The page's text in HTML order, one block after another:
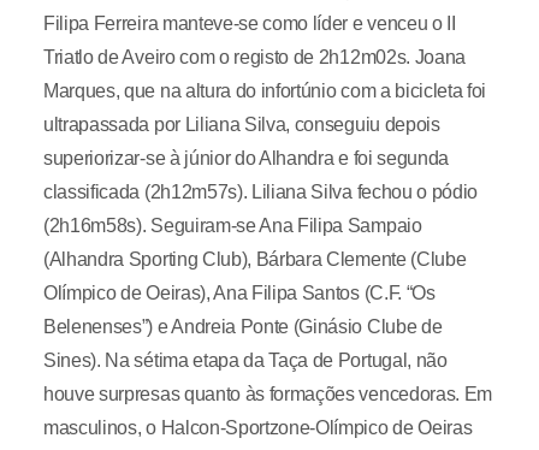
Filipa Ferreira manteve-se como líder e venceu o II
Triatlo de Aveiro com o registo de 2h12m02s. Joana
Marques, que na altura do infortúnio com a bicicleta foi
ultrapassada por Liliana Silva, conseguiu depois
superiorizar-se à júnior do Alhandra e foi segunda
classificada (2h12m57s). Liliana Silva fechou o pódio
(2h16m58s). Seguiram-se Ana Filipa Sampaio
(Alhandra Sporting Club), Bárbara Clemente (Clube
Olímpico de Oeiras), Ana Filipa Santos (C.F. “Os
Belenenses”) e Andreia Ponte (Ginásio Clube de
Sines). Na sétima etapa da Taça de Portugal, não
houve surpresas quanto às formações vencedoras. Em
masculinos, o Halcon-Sportzone-Olímpico de Oeiras